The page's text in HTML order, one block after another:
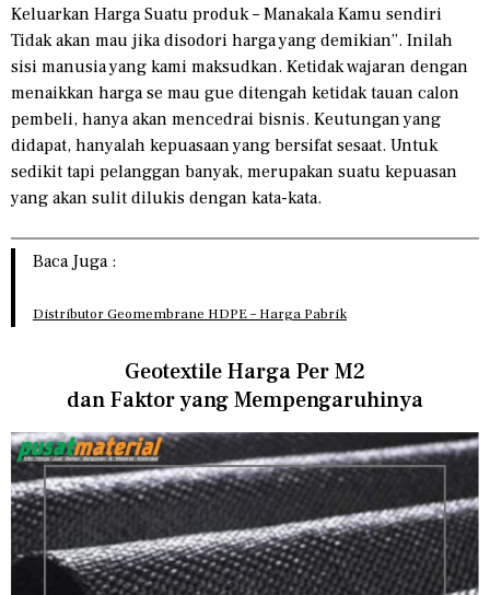
Keluarkan Harga Suatu produk – Manakala Kamu sendiri
Tidak akan mau jika disodori harga yang demikian”. Inilah
sisi manusia yang kami maksudkan. Ketidak wajaran dengan
menaikkan harga se mau gue ditengah ketidak tauan calon
pembeli, hanya akan mencedrai bisnis. Keutungan yang
didapat, hanyalah kepuasaan yang bersifat sesaat. Untuk
sedikit tapi pelanggan banyak, merupakan suatu kepuasan
yang akan sulit dilukis dengan kata-kata.
Baca Juga :
Distributor Geomembrane HDPE – Harga Pabrik
Geotextile Harga Per M2
dan Faktor yang Mempengaruhinya